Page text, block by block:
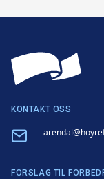
KONTAKT OSS
Email
FORSLAG TIL